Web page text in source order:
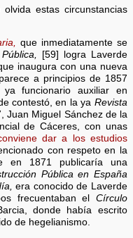
estas circunstancias
que inmediatamente se
[59] logra Laverde
inaugura con una nueva
a principios de 1857
funcionario auxiliar en
contestó, en la ya Revista
Juan Miguel Sánchez de la
de Cáceres, con unas
dar a los estudios
con respeto en la
en 1871 publicaría una
Pública en España
era conocido de Laverde
frecuentaban el Círculo
donde había escrito
de hegelianismo.